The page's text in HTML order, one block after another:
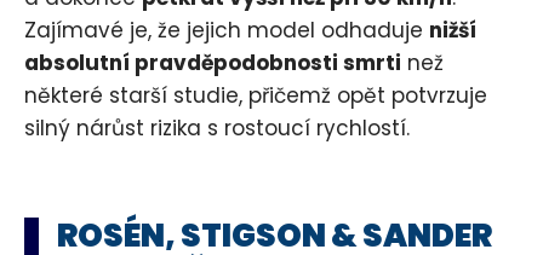
Zajímavé je, že jejich model odhaduje nižší
absolutní pravděpodobnosti smrti než
některé starší studie, přičemž opět potvrzuje
silný nárůst rizika s rostoucí rychlostí.
ROSÉN, STIGSON & SANDER